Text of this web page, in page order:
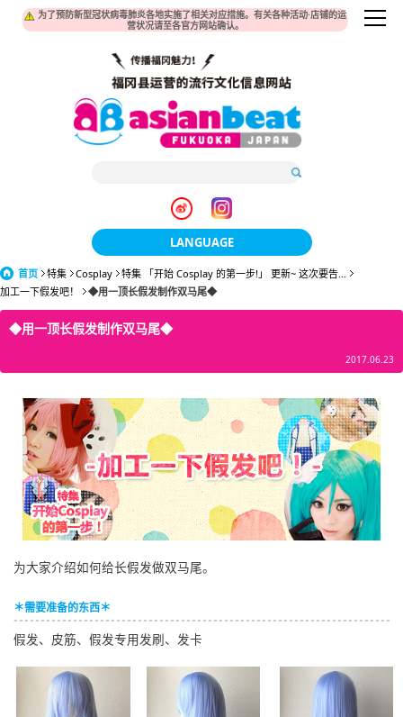
为了预防新型冠状病毒肺炎各地实施了相关对应措施。有关各种活动·店铺的运
营状况请至各官方网站确认。
LANGUAGE
日本語
한국어
English
ภาษาไทย
tiéng Viêt
Bahasa Indonesia
首页 特集 Cosplay
特集 「开始 Cosplay 的第一步!」 更新~ 这次要告...
加工一下假发吧！
◆用一顶长假发制作双马尾◆
◆用一顶长假发制作双马尾◆
2017.06.23
为大家介绍如何给长假发做双马尾。
＊需要准备的东西＊
假发、皮筋、假发专用发刷、发卡